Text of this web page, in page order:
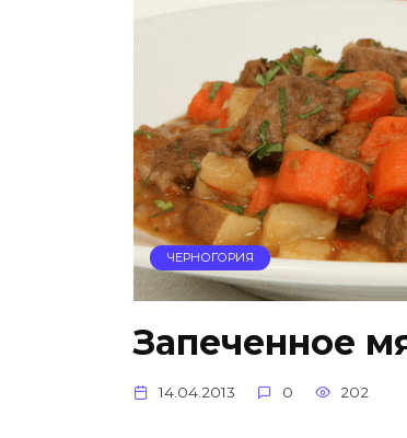
ЧЕРНОГОРИЯ
Запеченное
14.04.2013 0 202